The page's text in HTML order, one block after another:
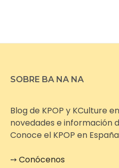
SOBRE BA NA NA
Blog de KPOP y KCulture
novedades e información
Conoce el KPOP en
➙Conócenos